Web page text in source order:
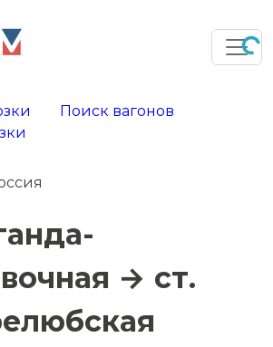
Поиск вагонов
→ ст.